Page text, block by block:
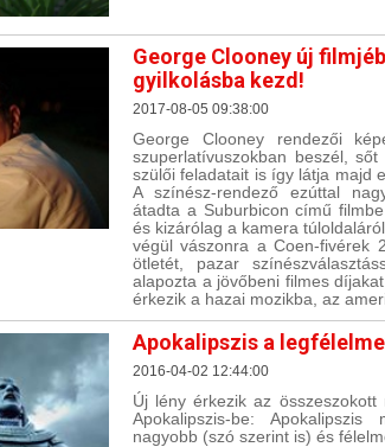
George Clooney új
gyilkolásba kezd!
2017-08-05 09:38:00
George Clooney rendezői
szuperlatívuszokban beszél,
szülői feladatait is így látja majd
A színész-rendező ezúttal
átadta a Suburbicon című
és kizárólag a kamera
végül vászonra a Coen-fivérek
ötletét, pazar
alapozta a jövőbeni filmes
érkezik a hazai mozikba, az
Apokalipszis a
2016-04-02 12:44:00
Új lény érkezik az
Apokalipszis-be:
nagyobb (szó szerint is) és